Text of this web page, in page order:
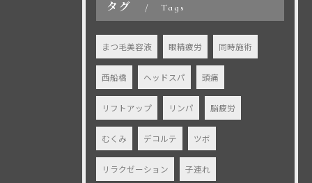
タグ Tags
まつ毛美容液 眼精疲労 同時施術
西船橋 ヘッドスパ 頭痛
リフトアップ リンパ 脳疲労
むくみ デコルテ ツボ
リラクゼーション 子連れ
ご予約はこちら